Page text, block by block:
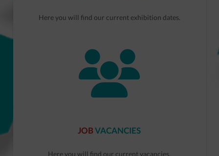
Here you will find our current exhibition dates.
JOBVACANCIES
Here you will find our current vacancies.